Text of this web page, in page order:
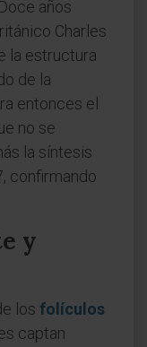
años
Charles
la estructura
de la
entonces el
no se
la síntesis
confirmando
y
los folículos
captan